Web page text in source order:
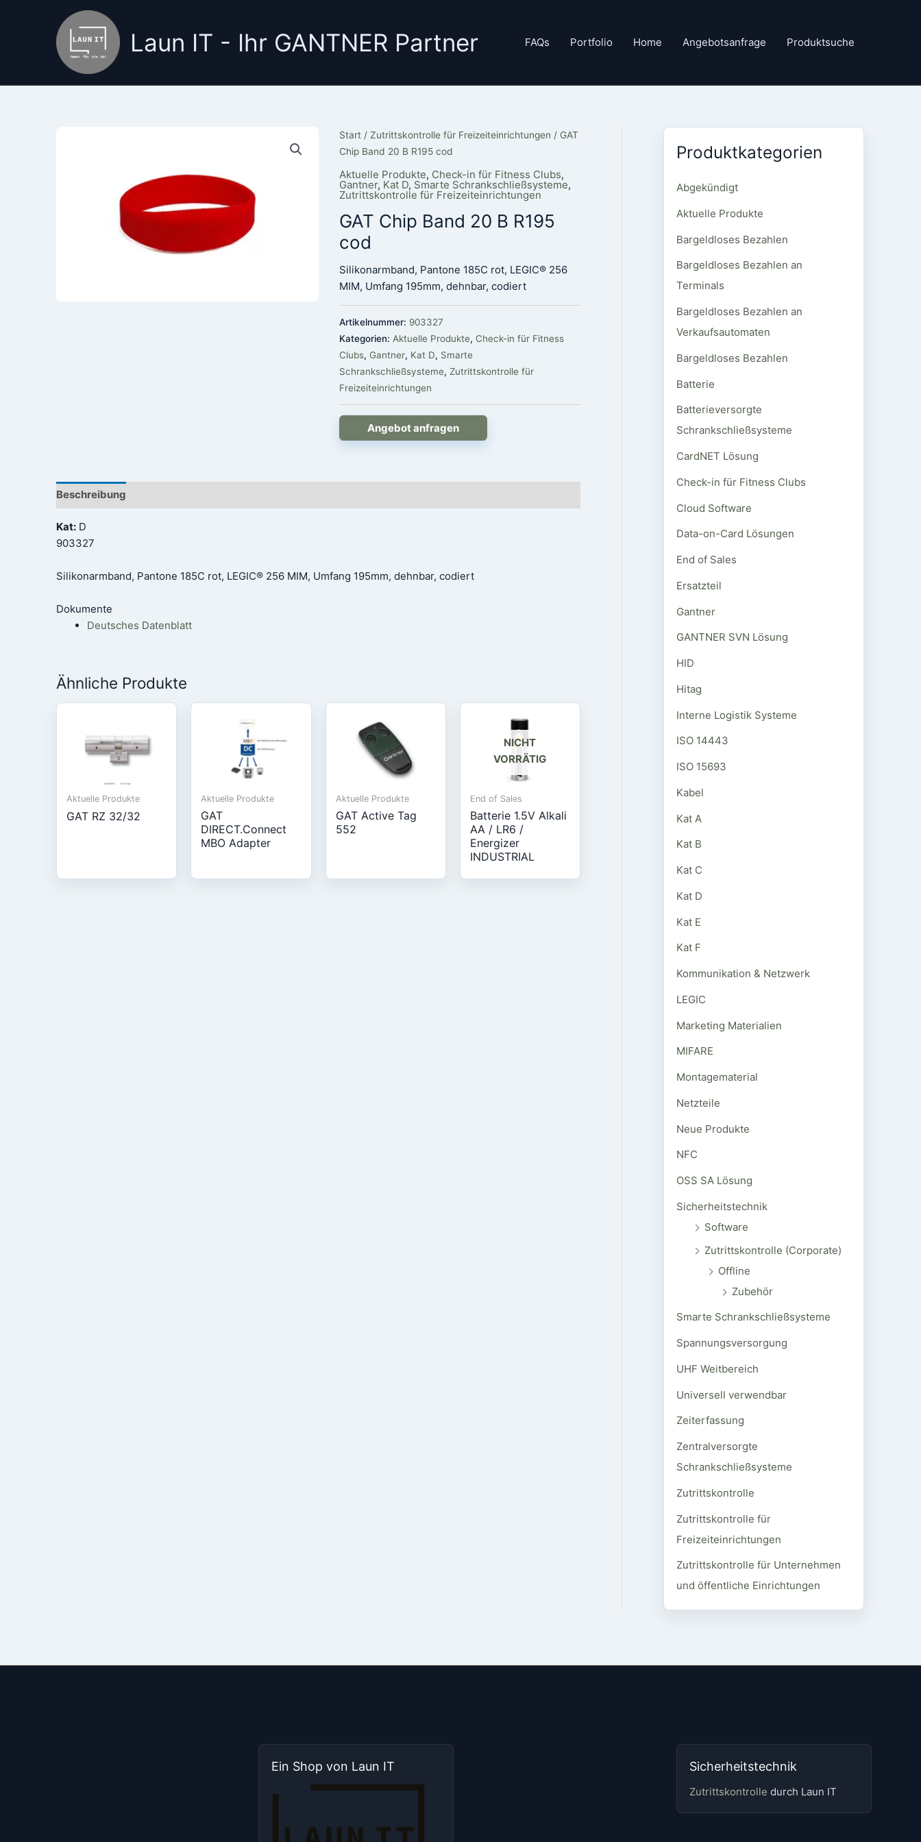
Laun IT - Ihr GANTNER Partner FAQs Portfolio Home Angebotsanfrage Produktsuche
Start /Zutrittskontrolle für Freizeiteinrichtungen / GAT
Chip Band 20 B R195 cod
Aktuelle Produkte, Check-in für Fitness Clubs,
Gantner, Kat D, Smarte Schrankschließsysteme,
Zutrittskontrolle für Freizeiteinrichtungen
GAT Chip Band 20 B R195
cod
Silikonarmband, Pantone 185C rot, LEGIC® 256
MIM, Umfang 195mm, dehnbar, codiert
Artikelnummer: 903327
Kategorien: Aktuelle Produkte,Check-in für Fitness
Clubs,Gantner, Kat D, Smarte
Schrankschließsysteme,Zutrittskontrolle für
Freizeiteinrichtungen
Angebot anfragen
Beschreibung
Kat: D
903327
Silikonarmband, Pantone 185C rot, LEGIC® 256 MIM, Umfang 195mm, dehnbar, codiert
Dokumente
Deutsches Datenblatt
Ähnliche Produkte
Aktuelle Produkte
GAT RZ 32/32
Aktuelle Produkte
GAT
DIRECT.Connect
MBO Adapter
Aktuelle Produkte
GAT Active Tag
552
NICHT
VORRÄTIG
End of Sales
Batterie 1.5V Alkali
AA / LR6 /
Energizer
INDUSTRIAL
Produktkategorien
Abgekündigt
Aktuelle Produkte
Bargeldloses Bezahlen
Bargeldloses Bezahlen an
Terminals
Bargeldloses Bezahlen an
Verkaufsautomaten
Bargeldloses Bezahlen
Batterie
Batterieversorgte
Schrankschließsysteme
CardNET Lösung
Check-in für Fitness Clubs
Cloud Software
Data-on-Card Lösungen
End of Sales
Ersatzteil
Gantner
GANTNER SVN Lösung
HID
Hitag
Interne Logistik Systeme
ISO 14443
ISO 15693
Kabel
Kat A
Kat B
Kat C
Kat D
Kat E
Kat F
Kommunikation & Netzwerk
LEGIC
Marketing Materialien
MIFARE
Montagematerial
Netzteile
Neue Produkte
NFC
OSS SA Lösung
Sicherheitstechnik
Software
Zutrittskontrolle (Corporate)
Offline
Zubehör
Smarte Schrankschließsysteme
Spannungsversorgung
UHF Weitbereich
Universell verwendbar
Zeiterfassung
Zentralversorgte
Schrankschließsysteme
Zutrittskontrolle
Zutrittskontrolle für
Freizeiteinrichtungen
Zutrittskontrolle für Unternehmen
und öffentliche Einrichtungen
Ein Shop von Laun IT Sicherheitstechnik
Zutrittskontrolle durch Laun IT